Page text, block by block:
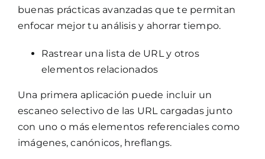
buenas prácticas avanzadas que te permitan
enfocar mejor tu análisis y ahorrar tiempo.
Rastrear una lista de URL y otros
elementos relacionados
Una primera aplicación puede incluir un
escaneo selectivo de las URL cargadas junto
con uno o más elementos referenciales como
imágenes, canónicos, hreflangs.